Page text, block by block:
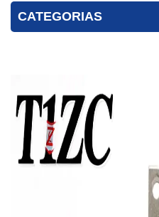
CATEGORIAS